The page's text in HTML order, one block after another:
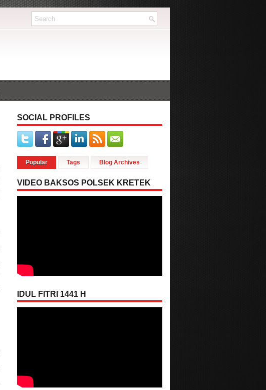
SOCIAL PROFILES
Popular Tags Blog Archives
VIDEO BAKSOS POLSEK KRETEK
IDUL FITRI 1441 H